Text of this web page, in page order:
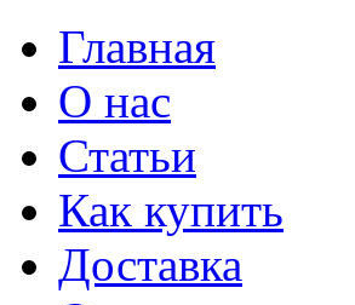
Главная
О нас
Статьи
Как купить
Доставка